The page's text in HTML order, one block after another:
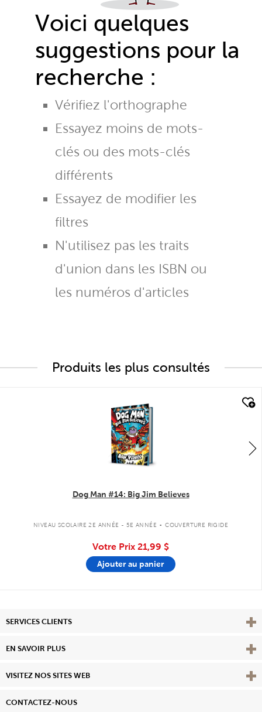
Voici quelques
suggestions pour la
recherche :
Vérifiez l'orthographe
Essayez moins de mots-
clés ou des mots-clés
différents
Essayez de modifier les
filtres
N'utilisez pas les traits
d'union dans les ISBN ou
les numéros d'articles
Produits les plus consultés
Dog Man #14: Big Jim Believes
NIVEAU SCOLAIRE 2E ANNÉE - 5E ANNÉE . COUVERTURE RIGIDE
Votre Prix 21,99 $
Ajouter au panier
SERVICES CLIENTS
EN SAVOIR PLUS View
VISITEZ NOS SITES WEB
CONTACTEZ-NOUS